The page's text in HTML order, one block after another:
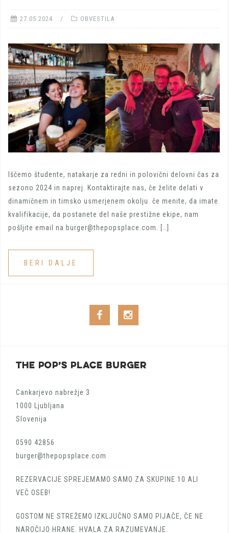
27.05.2024 OBVESTILA
Iščemo študente, natakarje za redni in polovični delovni čas za
sezono 2024 in naprej. Kontaktirajte nas, če želite delati v
dinamičnem in timsko usmerjenem okolju. če menite, da imate
kvalifikacije, da postanete del naše prestižne ekipe, nam
pošljite email na burger@thepopsplace.com. […]
BERI DALJE
Facebook
THE POP’S PLACE BURGER
Cankarjevo nabrežje 3
1000 Ljubljana
Slovenija
0590 42856
burger@thepopsplace.com
REZERVACIJE SPREJEMAMO SAMO ZA SKUPINE 10 ALI
VEČ OSEB!
GOSTOM NE STREŽEMO IZKLJUČNO SAMO PIJAČE, ČE NE
NAROČIJO HRANE. HVALA ZA RAZUMEVANJE.